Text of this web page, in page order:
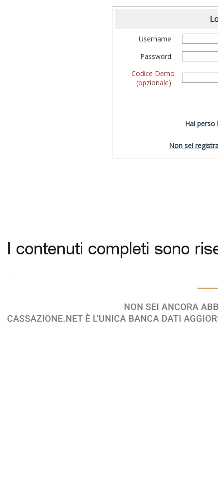
Username:
Password:
Codice Demo
(opzionale):
Hai perso
Non sei